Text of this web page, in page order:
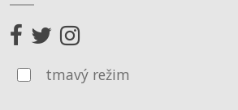
tmavý režim